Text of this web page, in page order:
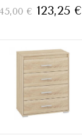
€ 123,25 €